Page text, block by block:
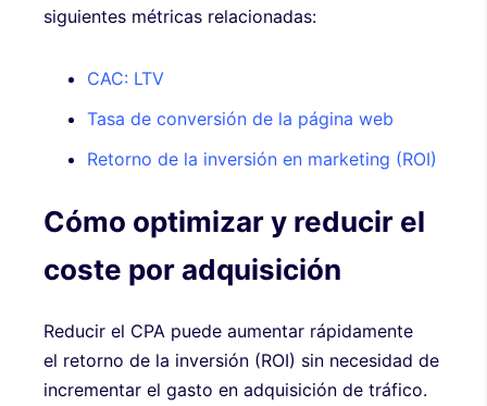
siguientes métricas relacionadas:
CAC: LTV
Tasa de conversión de la página web
Retorno de la inversión en marketing (ROI)
Cómo optimizar y reducir el
coste por adquisición
Reducir el CPA puede aumentar rápidamente
el retorno de la inversión (ROI) sin necesidad de
incrementar el gasto en adquisición de tráfico.